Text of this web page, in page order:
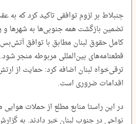
جنبلاط بر لزوم توافقی تاکید کرد که به
تضمین بازگشت همه جنوبی‌ها به شهرها
کامل حقوق لبنان مطابق با توافق
قطعنامه‌های بین‌المللی مربوطه منجر
ترقی‌خواه لبنان اضافه کرد: حمایت از
اقدامات ضروری است.
در این راستا منابع مطلع از حملات
نواحی در جنوب لبنان خبر دادند. به